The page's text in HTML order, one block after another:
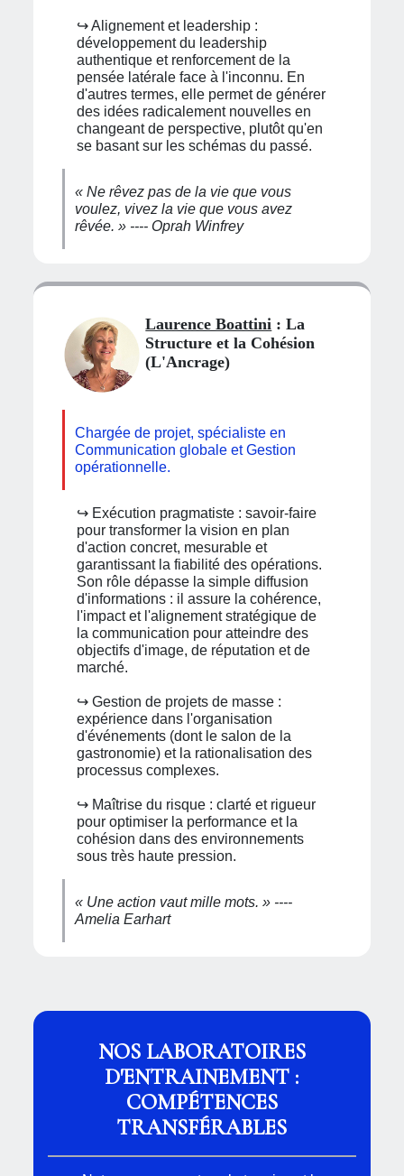
↪︎ Alignement et leadership :
développement du leadership
authentique et renforcement de la
pensée latérale face à l'inconnu. En
d'autres termes, elle permet de générer
des idées radicalement nouvelles en
changeant de perspective, plutôt qu'en
se basant sur les schémas du passé.
« Ne rêvez pas de la vie que vous
voulez, vivez la vie que vous avez
rêvée. » ---- Oprah Winfrey
Laurence Boattini : La
Structure et la Cohésion
(L'Ancrage)
Chargée de projet, spécialiste en
Communication globale et Gestion
opérationnelle.
↪︎ Exécution pragmatiste : savoir-faire
pour transformer la vision en plan
d'action concret, mesurable et
garantissant la fiabilité des opérations.
Son rôle dépasse la simple diffusion
d'informations : il assure la cohérence,
l'impact et l'alignement stratégique de
la communication pour atteindre des
objectifs d'image, de réputation et de
marché.
↪︎ Gestion de projets de masse :
expérience dans l'organisation
d'événements (dont le salon de la
gastronomie) et la rationalisation des
processus complexes.
↪︎ Maîtrise du risque : clarté et rigueur
pour optimiser la performance et la
cohésion dans des environnements
sous très haute pression.
« Une action vaut mille mots. » ----
Amelia Earhart
NOS LABORATOIRES
D'ENTRAINEMENT :
COMPÉTENCES
TRANSFÉRABLES